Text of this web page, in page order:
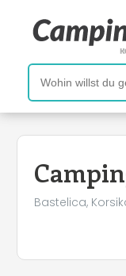
Bastelica,